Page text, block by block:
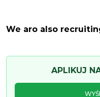
We aro also
APLIKUJ